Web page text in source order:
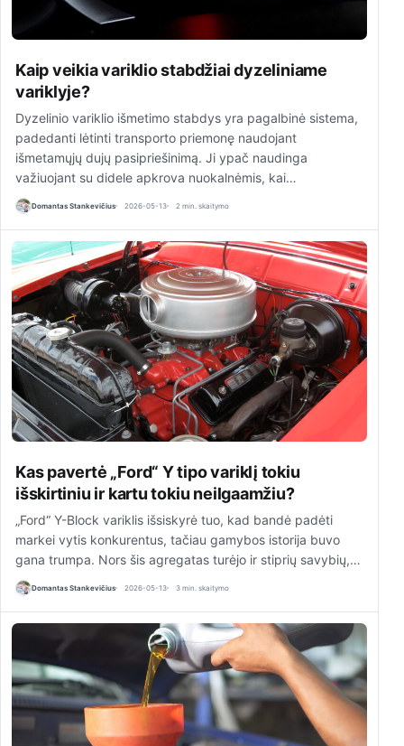
Kaip veikia variklio stabdžiai dyzeliniame
variklyje?
Dyzelinio variklio išmetimo stabdys yra pagalbinė sistema,
padedanti lėtinti transporto priemonę naudojant
išmetamųjų dujų pasipriešinimą. Ji ypač naudinga
važiuojant su didele apkrova nuokalnėmis, kai…
Domantas Stankevičius 2026-05-13 2 min. skaitymo
Kas pavertė „Ford“ Y tipo variklį tokiu
išskirtiniu ir kartu tokiu neilgaamžiu?
„Ford“ Y-Block variklis išsiskyrė tuo, kad bandė padėti
markei vytis konkurentus, tačiau gamybos istorija buvo
gana trumpa. Nors šis agregatas turėjo ir stiprių savybių,…
Domantas Stankevičius 2026-05-13 3 min. skaitymo